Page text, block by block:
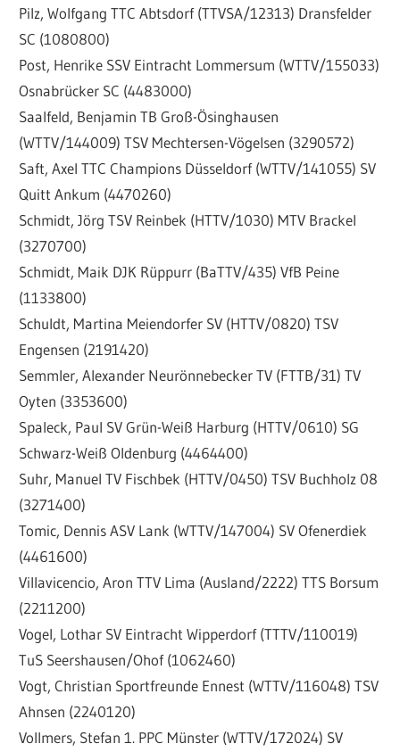
Pilz, Wolfgang TTC Abtsdorf (TTVSA/12313) Dransfelder
SC (1080800)
Post, Henrike SSV Eintracht Lommersum (WTTV/155033)
Osnabrücker SC (4483000)
Saalfeld, Benjamin TB Groß-Ösinghausen
(WTTV/144009) TSV Mechtersen-Vögelsen (3290572)
Saft, Axel TTC Champions Düsseldorf (WTTV/141055) SV
Quitt Ankum (4470260)
Schmidt, Jörg TSV Reinbek (HTTV/1030) MTV Brackel
(3270700)
Schmidt, Maik DJK Rüppurr (BaTTV/435) VfB Peine
(1133800)
Schuldt, Martina Meiendorfer SV (HTTV/0820) TSV
Engensen (2191420)
Semmler, Alexander Neurönnebecker TV (FTTB/31) TV
Oyten (3353600)
Spaleck, Paul SV Grün-Weiß Harburg (HTTV/0610) SG
Schwarz-Weiß Oldenburg (4464400)
Suhr, Manuel TV Fischbek (HTTV/0450) TSV Buchholz 08
(3271400)
Tomic, Dennis ASV Lank (WTTV/147004) SV Ofenerdiek
(4461600)
Villavicencio, Aron TTV Lima (Ausland/2222) TTS Borsum
(2211200)
Vogel, Lothar SV Eintracht Wipperdorf (TTTV/110019)
TuS Seershausen/Ohof (1062460)
Vogt, Christian Sportfreunde Ennest (WTTV/116048) TSV
Ahnsen (2240120)
Vollmers, Stefan 1. PPC Münster (WTTV/172024) SV